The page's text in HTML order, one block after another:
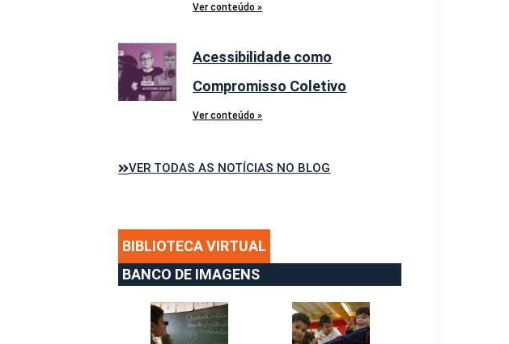
Ver conteúdo »
Acessibilidade como
Compromisso Coletivo
Ver conteúdo »
VER TODAS AS NOTÍCIAS NO BLOG
BIBLIOTECA VIRTUAL
BANCO DE IMAGENS